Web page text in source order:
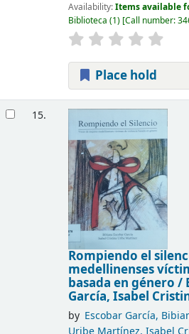
Availability:Items available
Biblioteca (1) Call number:
Place hold
15.
Rompiendo el
medellinenses
basada en género /
García, Isabel
by Escobar García,